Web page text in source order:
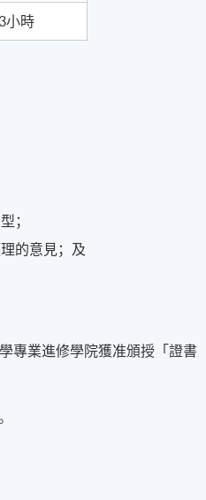
3小時
；
的意見；及
專業進修學院獲准頒授「證書